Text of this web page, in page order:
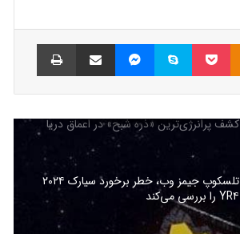
Odnoklassniki پاکت اسکایپ مسنجر اشتراک گذاری با ایمیل سیارک 2024 YR4 در مسیر زمین؛ کدام
کشورها در خطرند؟
کشف پرانرژی‌ترین «ذره شبح» در اعماق دریا
تلسکوپ جیمز وب، خطر برخورد سیارک ۲۰۲۴
YR۴ را بررسی می‌کند